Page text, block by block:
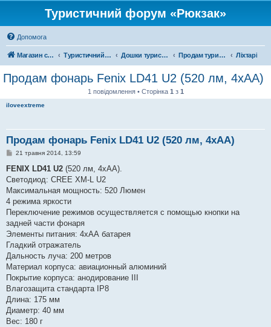
Туристичний форум «Рюкзак»
Допомога
Магазин спорядження Туристичний форум «Рюкзак» Дошки туристичних оголошень Продам туристичне спорядження Ліхтарі
Продам фонарь Fenix LD41 U2 (520 лм, 4хАА)
1 повідомлення • Сторінка 1 з 1
iloveextreme
Продам фонарь Fenix LD41 U2 (520 лм, 4хАА)
П
в
д
о
л
е
н
н
я
21 травня 2014, 13:59
FENIX LD41 U2 (520 лм, 4хАА).
Светодиод: CREE XM-L U2
Максимальная мощность: 520 Люмен
4 режима яркости
Переключение режимов осуществляется с помощью кнопки на
задней части фонаря
Элементы питания: 4хАА батарея
Гладкий отражатель
Дальность луча: 200 метров
Материал корпуса: авиационный алюминий
Покрытие корпуса: анодирование III
Влагозащита стандарта IP8
Длина: 175 мм
Диаметр: 40 мм
Вес: 180 г